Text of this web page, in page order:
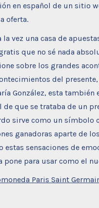
en español de un sitio
oferta.
la vez una casa de
que no sé nada
sobre los grandes
del
González, esta
de que se trataba de un
sirve como un
ganadoras aparte de
estas sensaciones de
pone para usar como el
Paris Saint